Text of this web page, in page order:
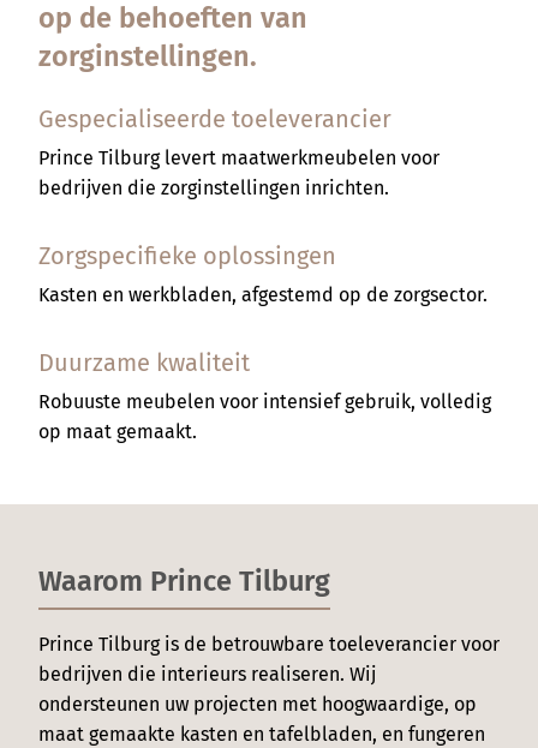
Contact
Toeleverancier
op de behoeften van
zorginstellingen.
Gespecialiseerde toeleverancier
Prince Tilburg levert maatwerkmeubelen voor
bedrijven die zorginstellingen inrichten.
Zorgspecifieke oplossingen
Kasten en werkbladen, afgestemd op de zorgsector.
Duurzame kwaliteit
Robuuste meubelen voor intensief gebruik, volledig
op maat gemaakt.
Waarom Prince Tilburg
Prince Tilburg is de betrouwbare toeleverancier voor
bedrijven die interieurs realiseren. Wij
ondersteunen uw projecten met hoogwaardige, op
maat gemaakte kasten en tafelbladen, en fungeren